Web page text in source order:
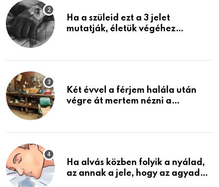
Ha a szüleid ezt a 3 jelet
mutatják, életük végéhez
Két évvel a férjem halála után
végre át mertem nézni a
életemet
Ha alvás közben folyik a nyálad,
az annak a jele, hogy az agyad…